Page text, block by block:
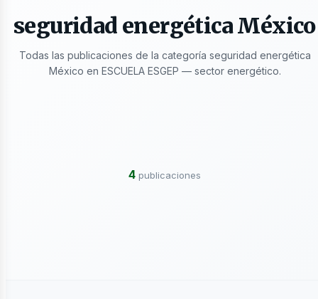
seguridad energética México
Todas las publicaciones de la categoría seguridad energética
México en ESCUELA ESGEP — sector energético.
4 publicaciones